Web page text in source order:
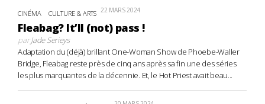
CINÉMA CULTURE & ARTS 22 MARS 2024
Fleabag? It’ll (not) pass !
parJade Serieys
Adaptation du (déjà) brillant One-Woman Show de Phoebe-Waller
Bridge, Fleabag reste près de cinq ans après sa fin une des séries
les plus marquantes de la décennie. Et, le Hot Priest avait beau...